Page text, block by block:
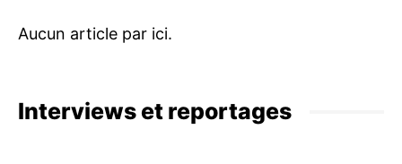
Interviews et reportages